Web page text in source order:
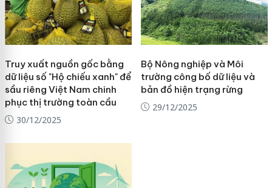
Truy xuất nguồn gốc bằng
dữ liệu số "Hộ chiếu xanh" để
sầu riêng Việt Nam chinh
phục thị trường toàn cầu
30/12/2025
Bộ Nông nghiệp và Môi
trường công bố dữ liệu và
bản đồ hiện trạng rừng
29/12/2025